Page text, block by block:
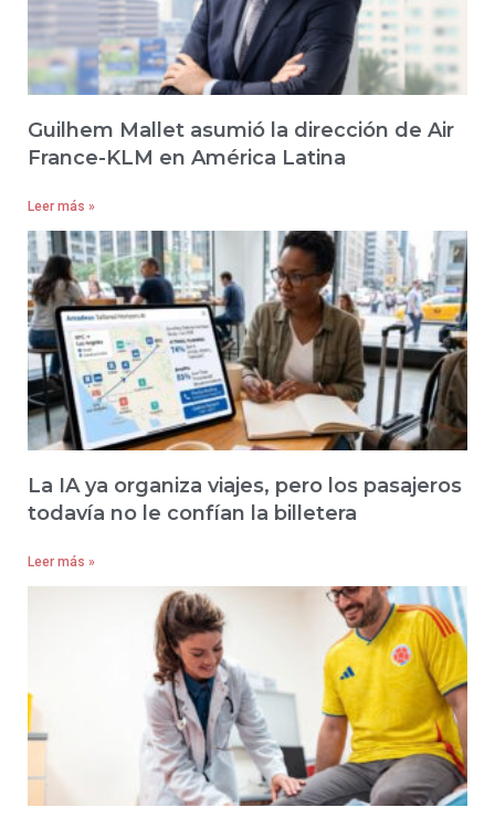
Guilhem Mallet asumió la dirección de Air
France-KLM en América Latina
Leer más »
La IA ya organiza viajes, pero los pasajeros
todavía no le confían la billetera
Leer más »